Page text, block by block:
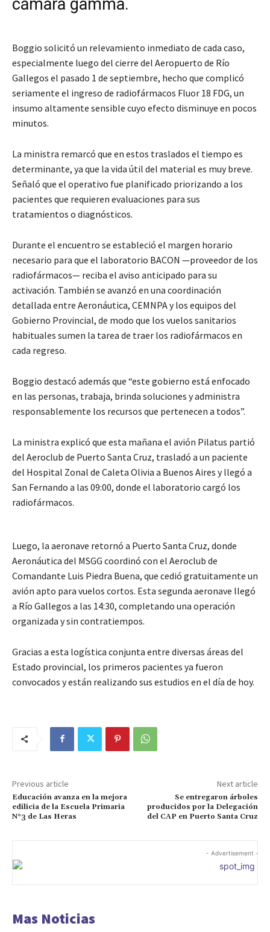
cámara gamma.
Boggio solicitó un relevamiento inmediato de cada caso,
especialmente luego del cierre del Aeropuerto de Río
Gallegos el pasado 1 de septiembre, hecho que complicó
seriamente el ingreso de radiofármacos Fluor 18 FDG, un
insumo altamente sensible cuyo efecto disminuye en pocos
minutos.
La ministra remarcó que en estos traslados el tiempo es
determinante, ya que la vida útil del material es muy breve.
Señaló que el operativo fue planificado priorizando a los
pacientes que requieren evaluaciones para sus
tratamientos o diagnósticos.
Durante el encuentro se estableció el margen horario
necesario para que el laboratorio BACON —proveedor de los
radiofármacos— reciba el aviso anticipado para su
activación. También se avanzó en una coordinación
detallada entre Aeronáutica, CEMNPA y los equipos del
Gobierno Provincial, de modo que los vuelos sanitarios
habituales sumen la tarea de traer los radiofármacos en
cada regreso.
Boggio destacó además que “este gobierno está enfocado
en las personas, trabaja, brinda soluciones y administra
responsablemente los recursos que pertenecen a todos”.
La ministra explicó que esta mañana el avión Pilatus partió
del Aeroclub de Puerto Santa Cruz, trasladó a un paciente
del Hospital Zonal de Caleta Olivia a Buenos Aires y llegó a
San Fernando a las 09:00, donde el laboratorio cargó los
radiofármacos.
Luego, la aeronave retornó a Puerto Santa Cruz, donde
Aeronáutica del MSGG coordinó con el Aeroclub de
Comandante Luis Piedra Buena, que cedió gratuitamente un
avión apto para vuelos cortos. Esta segunda aeronave llegó
a Río Gallegos a las 14:30, completando una operación
organizada y sin contratiempos.
Gracias a esta logística conjunta entre diversas áreas del
Estado provincial, los primeros pacientes ya fueron
convocados y están realizando sus estudios en el día de hoy.
Previous article
Educación avanza en la mejora
edilicia de la Escuela Primaria
N°3 de Las Heras
Next article
Se entregaron árboles
producidos por la Delegación
del CAP en Puerto Santa Cruz
- Advertisement -
Mas Noticias